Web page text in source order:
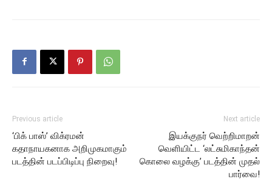
Previous article
‘பிக் பாஸ்’ விக்ரமன்
கதாநாயகனாக அறிமுகமாகும்
படத்தின் படப்பிடிப்பு நிறைவு!
Next article
இயக்குநர் வெற்றிமாறன்
வெளியிட்ட ‘லட்சுமிகாந்தன்
கொலை வழக்கு’ படத்தின் முதல்
பார்வை!